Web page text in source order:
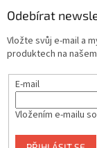
Odebírat
Vložte svůj e-mail a
produktech na
E-mail
Vložením e-mailu